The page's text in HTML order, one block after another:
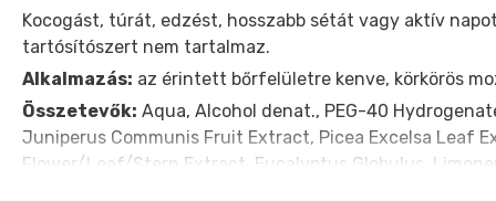
Kocogást, túrát, edzést, hosszabb sétát vagy aktív
tartósítószert nem tartalmaz.
Alkalmazás: az érintett bőrfelületre kenve, körkörös
Összetevők: Aqua, Alcohol denat., PEG-40
Juniperus Communis Fruit Extract, Picea Excelsa Leaf
Flower/Leaf/Stern Extract, Eucalyptus Globulus,